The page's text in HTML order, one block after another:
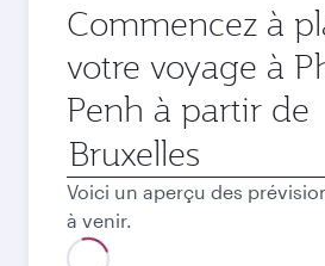
Commencez à
votre voyage à
Penh à partir de
Ville
de
départ
Voici un aperçu des
à venir.